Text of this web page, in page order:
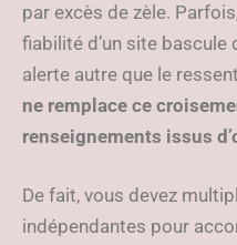
par excès de zèle.
fiabilité d’un site bascule
alerte autre que le
ne remplace ce
renseignements issus
De fait, vous devez
indépendantes pour